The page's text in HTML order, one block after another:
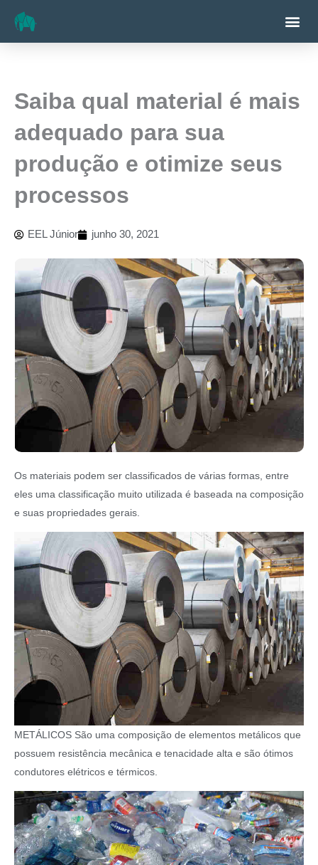
para
Saiba qual material é mais
adequado para sua
produção e otimize seus
processos
EEL Júnior junho 30, 2021
Os materiais podem ser classificados de várias formas, entre
eles uma classificação muito utilizada é baseada na composição
e suas propriedades gerais.
METÁLICOS São uma composição de elementos metálicos que
possuem resistência mecânica e tenacidade alta e são ótimos
condutores elétricos e térmicos.